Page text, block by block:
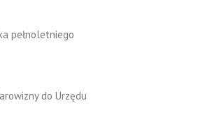
pełnoletniego
do Urzędu